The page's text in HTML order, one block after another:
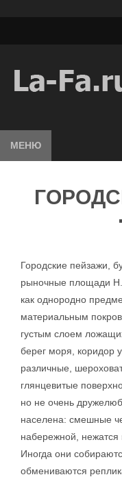
МЕНЮ
Городские пейзажи,
рыночные площади
как однородно
материальным
густым слоем
берег моря, коридор
различные,
глянцевитые
но не очень
населена: смешные
набережной, нежатся
Иногда они
обмениваются